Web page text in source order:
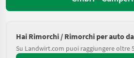
Hai Rimorchi / Rimorchi per auto
Su Landwirt.com puoi raggiungere oltre